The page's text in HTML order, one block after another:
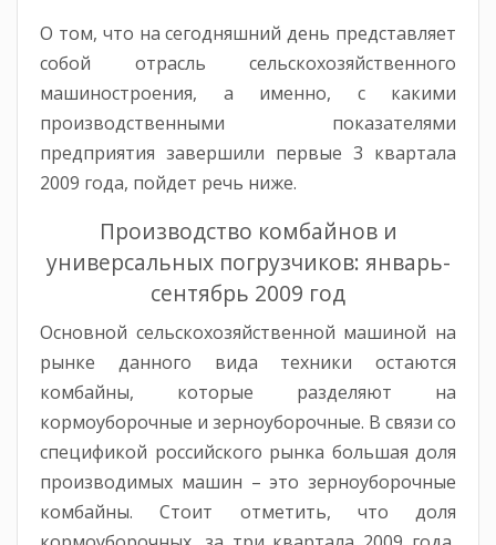
О том, что на сегодняшний день представляет
собой отрасль сельскохозяйственного
машиностроения, а именно, с какими
производственными показателями
предприятия завершили первые 3 квартала
2009 года, пойдет речь ниже.
Производство комбайнов и
универсальных погрузчиков: январь-
сентябрь 2009 год
Основной сельскохозяйственной машиной на
рынке данного вида техники остаются
комбайны, которые разделяют на
кормоуборочные и зерноуборочные. В связи со
спецификой российского рынка большая доля
производимых машин – это зерноуборочные
комбайны. Стоит отметить, что доля